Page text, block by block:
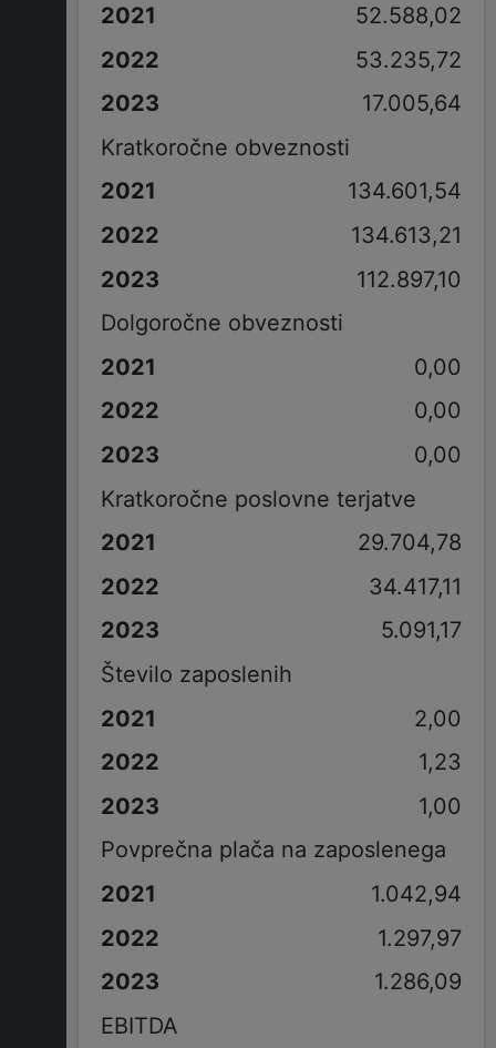
52.588,02
53.235,72
17.005,64
Kratkoročne obveznosti
134.601,54
134.613,21
112.897,10
Dolgoročne obveznosti
0,00
0,00
0,00
Kratkoročne poslovne terjatve
29.704,78
34.417,11
5.091,17
Število zaposlenih
2,00
1,23
1,00
Povprečna plača na zaposlenega
1.042,94
1.297,97
1.286,09
EBITDA